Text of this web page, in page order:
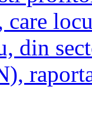
care
din